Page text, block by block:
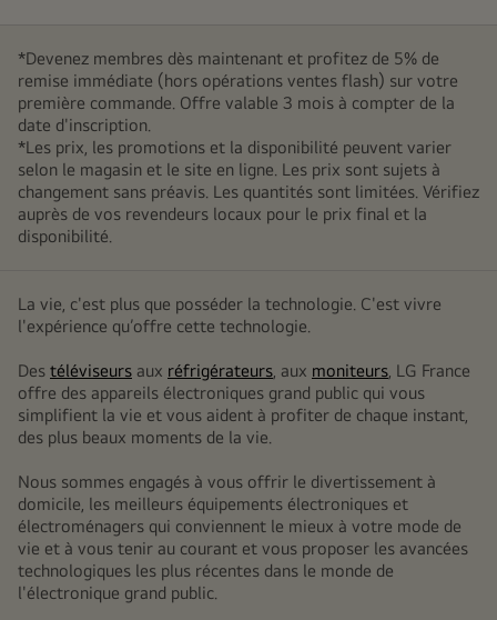
*Devenez membres dès maintenant et profitez de 5% de
remise immédiate (hors opérations ventes flash) sur votre
première commande. Offre valable 3 mois à compter de la
date d'inscription.
*Les prix, les promotions et la disponibilité peuvent varier
selon le magasin et le site en ligne. Les prix sont sujets à
changement sans préavis. Les quantités sont limitées. Vérifiez
auprès de vos revendeurs locaux pour le prix final et la
disponibilité.
La vie, c'est plus que posséder la technologie. C'est vivre
l'expérience qu’offre cette technologie.
Des téléviseurs aux réfrigérateurs, aux moniteurs, LG France
offre des appareils électroniques grand public qui vous
simplifient la vie et vous aident à profiter de chaque instant,
des plus beaux moments de la vie.
Nous sommes engagés à vous offrir le divertissement à
domicile, les meilleurs équipements électroniques et
électroménagers qui conviennent le mieux à votre mode de
vie et à vous tenir au courant et vous proposer les avancées
technologiques les plus récentes dans le monde de
l'électronique grand public.